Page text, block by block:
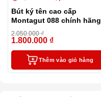
Bút ký tên cao cấp
Montagut 088 chính hãng
màu xanh navy tặng kèm 3
ngòi, túi và hộp
2.050.000₫
1.800.000 ₫
Thêm vào giỏ hàng